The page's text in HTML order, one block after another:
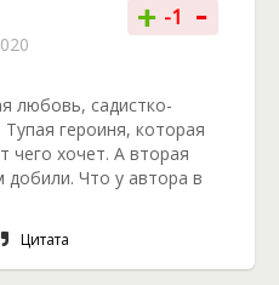
+ -1 -
любовь, садистко-
Тупая героиня, которая
чего хочет. А вторая
добили. Что у автора в
Цитата